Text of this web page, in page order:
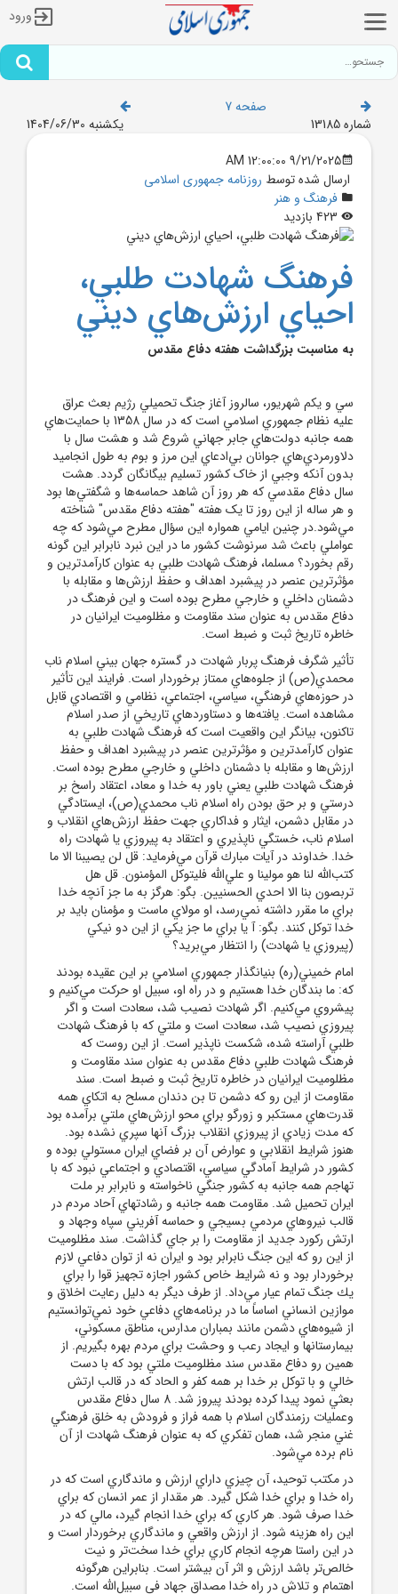
ورود
صفحه 7
شماره 13185
یکشنبه 1404/06/30
9/21/2025 12:00:00 AM
ارسال شده توسط روزنامه جمهوری اسلامی
فرهنگ و هنر
فرهنگ شهادت طلبي،
احياي ارزش‌هاي ديني
به مناسبت بزرگداشت هفته دفاع مقدس
سي و يکم شهريور، سالروز آغاز جنگ تحميلي رژيم بعث عراق
عليه نظام جمهوري اسلامي است که در سال 1358 با حمايت‌هاي
همه جانبه دولت‌هاي جابر جهاني شروع شد و هشت سال با
دلاورمردي‌هاي جوانان بي‌ادعاي اين مرز و بوم به طول انجاميد
بدون آنکه وجبي از خاک کشور تسليم بيگانگان گردد. هشت
سال دفاع مقدسي که هر روز آن شاهد حماسه‌ها و شگفتي‌ها بود
و هر ساله از اين روز تا يک هفته "هفته دفاع مقدس" شناخته
مي‌شود.در چنين ايامي همواره اين سؤال مطرح مي‌شود که چه
عواملي باعث شد سرنوشت كشور ما در اين نبرد نابرابر اين گونه
رقم بخورد؟ مسلما، فرهنگ شهادت طلبي به عنوان كارآمدترين و
مؤثرترين عنصر در پيشبرد اهداف و حفظ ارزش‌ها و مقابله با
دشمنان داخلي و خارجي مطرح بوده است و اين فرهنگ در
دفاع مقدس به عنوان سند مقاومت و مظلوميت ايرانيان در
خاطره تاريخ ثبت و ضبط است.
تأثير شگرف فرهنگ پربار شهادت در گستره جهان بيني اسلام ناب
محمدي(ص) از جلوه‌هاي ممتاز برخوردار است. فرايند اين تأثير
در حوزه‌هاي فرهنگي، سياسي، اجتماعي، نظامي و اقتصادي قابل
مشاهده است. يافته‌ها و دستاوردهاي تاريخي از صدر اسلام
تاكنون، بيانگر اين واقعيت است كه فرهنگ شهادت طلبي به
عنوان كارآمدترين و مؤثرترين عنصر در پيشبرد اهداف و حفظ
ارزش‌ها و مقابله با دشمنان داخلي و خارجي مطرح بوده است.
فرهنگ شهادت طلبي يعني باور به خدا و معاد، اعتقاد راسخ بر
درستي و بر حق بودن راه اسلام ناب محمدي(ص)، ايستادگي
در مقابل دشمن، ايثار و فداكاري جهت حفظ ارزش‌هاي انقلاب و
اسلام ناب، خستگي ناپذيري و اعتقاد به پيروزي يا شهادت راه
خدا. خداوند در آيات مبارك قرآن مي‌فرمايد: قل لن يصيبنا الا ما
كتب‌الله لنا هو مولينا و علي‌الله فليتوكل المؤمنون. قل هل
تربصون بنا الا احدي الحسنيين. بگو: هرگز به ما جز آنچه خدا
براي ما مقرر داشته نمي‌رسد، او مولاي ماست و مؤمنان بايد بر
خدا توكل كنند. بگو: آ يا براي ما جز يكي از اين دو نيكي
(پيروزي يا شهادت) را انتظار مي‌بريد؟
امام خميني(ره) بنيانگذار جمهوري اسلامي بر اين عقيده بودند
که: ما بندگان خدا هستيم و در راه او، سبيل او حركت مي‌كنيم و
پيشروي مي‌كنيم. اگر شهادت نصيب شد، سعادت است و اگر
پيروزي نصيب شد، سعادت است و ملتي كه با فرهنگ شهادت
طلبي آراسته شده، شكست ناپذير است. از اين روست که
فرهنگ شهادت طلبي دفاع مقدس به عنوان سند مقاومت و
مظلوميت ايرانيان در خاطره تاريخ ثبت و ضبط است. سند
مقاومت از اين رو كه دشمن تا بن دندان مسلح به اتكاي همه
قدرت‌هاي مستكبر و زورگو براي محو ارزش‌هاي ملتي برآمده بود
كه مدت زيادي از پيروزي انقلاب بزرگ آنها سپري نشده بود.
هنوز شرايط انقلابي و عوارض آن بر فضاي ايران مستولي بوده و
كشور در شرايط آمادگي سياسي، اقتصادي و اجتماعي نبود كه با
تهاجم همه جانبه به كشور جنگي ناخواسته و نابرابر بر ملت
ايران تحميل شد. مقاومت همه جانبه و رشادتهاي آحاد مردم در
قالب نيروهاي مردمي بسيجي و حماسه آفريني سپاه وجهاد و
ارتش ركورد جديد از مقاومت را بر جاي گذاشت. سند مظلوميت
از اين رو كه اين جنگ نابرابر بود و ايران نه از توان دفاعي لازم
برخوردار بود و نه شرايط خاص كشور اجازه تجهيز قوا را براي
يك جنگ تمام عيار مي‌داد. از طرف ديگر به دليل رعايت اخلاق و
موازين انساني اساساً ما در برنامه‌هاي دفاعي خود نمي‌توانستيم
از شيوه‌هاي دشمن مانند بمباران مدارس، مناطق مسكوني،
بيمارستانها و ايجاد رعب و وحشت براي مردم بهره بگيريم. از
همين رو دفاع مقدس سند مظلوميت ملتي بود كه با دست
خالي و با توكل بر خدا بر همه كفر و الحاد كه در قالب ارتش
بعثي نمود پيدا كرده بودند پيروز شد. 8 سال دفاع مقدس
وعمليات رزمندگان اسلام با همه فراز و فرودش به خلق فرهنگي
غني منجر شد، همان تفكري كه به عنوان فرهنگ شهادت از آن
نام برده مي‌شود.
در مکتب توحيد، آن چيزي داراي ارزش و ماندگاري است که در
راه خدا و براي خدا شکل گيرد. هر مقدار از عمر انسان که براي
خدا صرف شود. هر کاري که براي خدا انجام گيرد، مالي که در
اين راه هزينه شود. از ارزش واقعي و ماندگاري برخوردار است و
در اين راستا هرچه انجام کاري براي خدا سخت‌تر و نيت
خالص‌تر باشد ارزش و اثر آن بيشتر است. بنابراين هرگونه
اهتمام و تلاش در راه خدا مصداق جهاد في سبيل‌الله است.